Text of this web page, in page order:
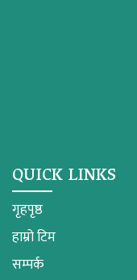
QUICK LINKS
गृहपृष्ठ
हाम्रो टिम
सम्पर्क